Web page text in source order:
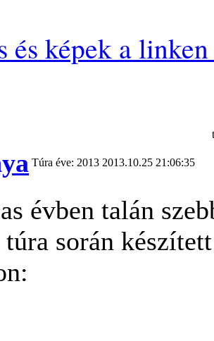
és képek a
Túra éve: 2013 2013.10.25 21:06:35
évben talán
túra során